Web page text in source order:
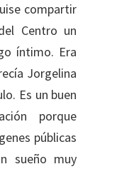
compartir
Centro un
íntimo. Era
Jorgelina
Es un buen
porque
públicas
sueño muy